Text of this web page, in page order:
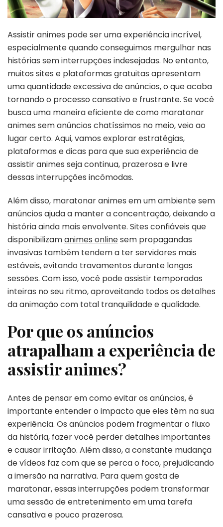
Assistir animes pode ser uma experiência incrível,
especialmente quando conseguimos mergulhar nas
histórias sem interrupções indesejadas. No entanto,
muitos sites e plataformas gratuitas apresentam
uma quantidade excessiva de anúncios, o que acaba
tornando o processo cansativo e frustrante. Se você
busca uma maneira eficiente de como maratonar
animes sem anúncios chatíssimos no meio, veio ao
lugar certo. Aqui, vamos explorar estratégias,
plataformas e dicas para que sua experiência de
assistir animes seja continua, prazerosa e livre
dessas interrupções incômodas.
Além disso, maratonar animes em um ambiente sem
anúncios ajuda a manter a concentração, deixando a
história ainda mais envolvente. Sites confiáveis que
disponibilizamanimes onlinesem propagandas
invasivas também tendem a ter servidores mais
estáveis, evitando travamentos durante longas
sessões. Com isso, você pode assistir temporadas
inteiras no seu ritmo, aproveitando todos os detalhes
da animação com total tranquilidade e qualidade.
Por que os anúncios
atrapalham a experiência de
assistir animes?
Antes de pensar em como evitar os anúncios, é
importante entender o impacto que eles têm na sua
experiência. Os anúncios podem fragmentar o fluxo
da história, fazer você perder detalhes importantes
e causar irritação. Além disso, a constante mudança
de vídeos faz com que se perca o foco, prejudicando
a imersão na narrativa. Para quem gosta de
maratonar, essas interrupções podem transformar
uma sessão de entretenimento em uma tarefa
cansativa e pouco prazerosa.